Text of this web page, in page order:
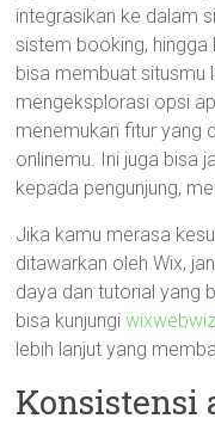
integrasikan ke dalam
sistem booking,
bisa membuat situsmu
mengeksplorasi opsi
menemukan fitur yang
onlinemu. Ini juga bisa
kepada pengunjung,
Jika kamu merasa
ditawarkan oleh Wix,
daya dan tutorial yang
bisa kunjungi
lebih lanjut yang
Konsistensi